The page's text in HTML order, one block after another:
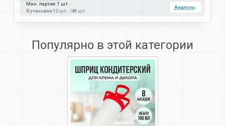
Мин. партия: 1 шт.
В упаковке:12 шт. 48 шт.
Аналоги↓
Популярно в этой категории